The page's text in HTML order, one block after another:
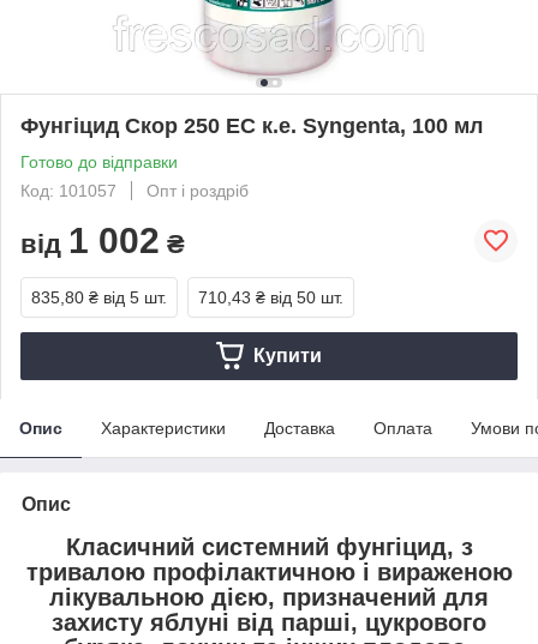
Фунгіцид Скор 250 ЕС к.е. Syngenta, 100 мл
Готово до відправки
Код: 101057
Опт і роздріб
від 1 002 ₴
835,80 ₴ від 5 шт. 710,43 ₴ від 50 шт.
Купити
Опис Характеристики Доставка Оплата Умови
Опис
Класичний системний фунгіцид, з
тривалою профілактичною і вираженою
лікувальною дією, призначений для
захисту яблуні від парші, цукрового